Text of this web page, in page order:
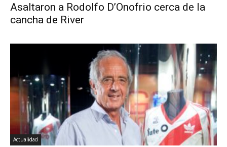
Asaltaron a Rodolfo D’Onofrio cerca de la
cancha de River
Actualidad